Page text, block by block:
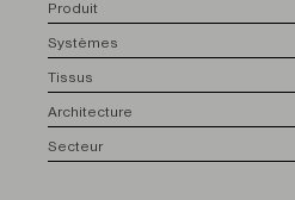
Produit
Systèmes
Tissus
Architecture
Secteur